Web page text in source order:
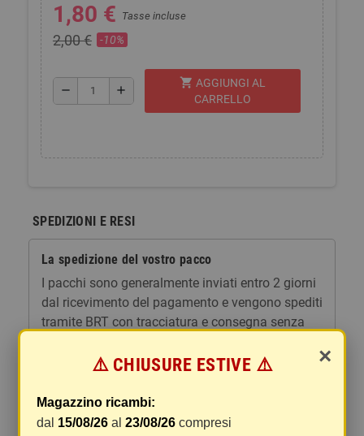
1,80 € Tasse incluse
2,00 € -10%
remove add
shopping_cart AGGIUNGI AL
CARRELLO
SPEDIZIONI E RESI
La spedizione del vostro pacco
I pacchi sono generalmente inviati entro 2 giorni
dal ricevimento del pagamento e vengono spediti
tramite BRT con tracciatura e consegna senza
forniremo un link per tracciare il vostro pacco
Le spese di spedizione comprendono gli oneri di
gestione e imballaggio e le spese postali. I costi
×
⚠️ CHIUSURE ESTIVE ⚠️
Magazzino ricambi:
dal 15/08/26 al23/08/26 compresi